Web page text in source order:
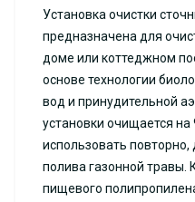
Установка очистки
предназначена для
доме или коттеджном
основе технологии
вод и принудительной
установки очищается
использовать
полива газонной травы.
пищевого